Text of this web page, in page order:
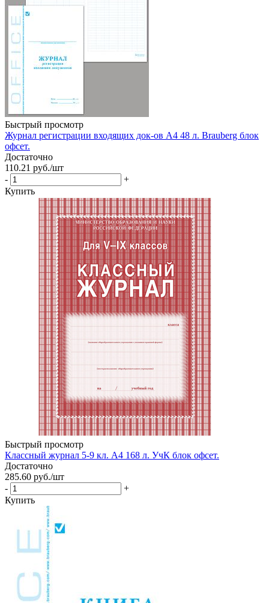
Быстрый просмотр
Журнал регистрации входящих док-ов А4 48 л. Brauberg блок
офсет.
Достаточно
110.21 руб./шт
-
+
Купить
Быстрый просмотр
Классный журнал 5-9 кл. А4 168 л. УчК блок офсет.
Достаточно
285.60 руб./шт
-
+
Купить